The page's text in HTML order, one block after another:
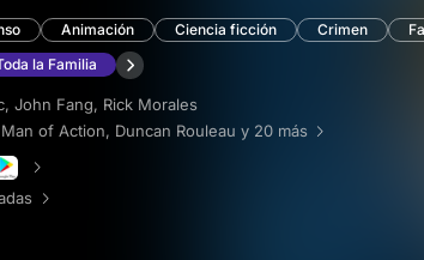
Animación Ciencia ficción Crimen
la Familia
, John Fang, Rick Morales
Man of Action, Duncan Rouleau y 20 más